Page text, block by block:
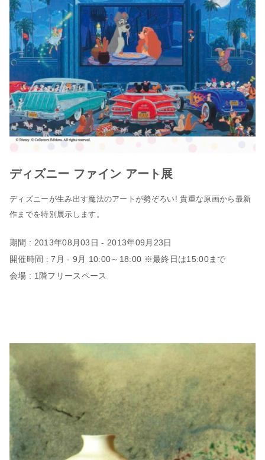
ディズニー ファイン アート展
ディズニーが生み出す魔法のアートが勢ぞろい! 貴重な原画から最新
作までを特別展示します。
期間 : 2013年08月03日 - 2013年09月23日
開催時間 : 7月 - 9月 10:00～18:00 ※最終日は15:00まで
会場 : 1階フリースペース